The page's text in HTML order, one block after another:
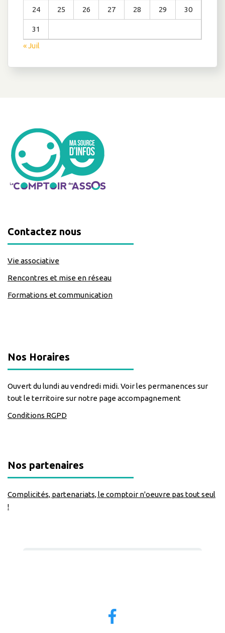
24 25 26 27 28 29 30
31
« Juil
Contactez nous
Vie associative
Rencontres et mise en réseau
Formations et communication
Nos Horaires
Ouvert du lundi au vendredi midi. Voir les permanences sur
tout le territoire sur notre page accompagnement
Conditions RGPD
Nos partenaires
Complicités, partenariats, le comptoir n'oeuvre pas tout seul
!